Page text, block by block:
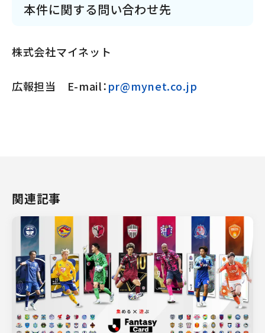
本件に関する問い合わせ先
株式会社マイネット
広報担当 E-mail：pr@mynet.co.jp
関連記事